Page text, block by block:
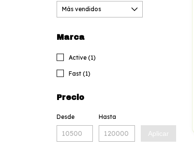
Marca
Active (1)
Fast (1)
Precio
Desde Hasta
Aplicar